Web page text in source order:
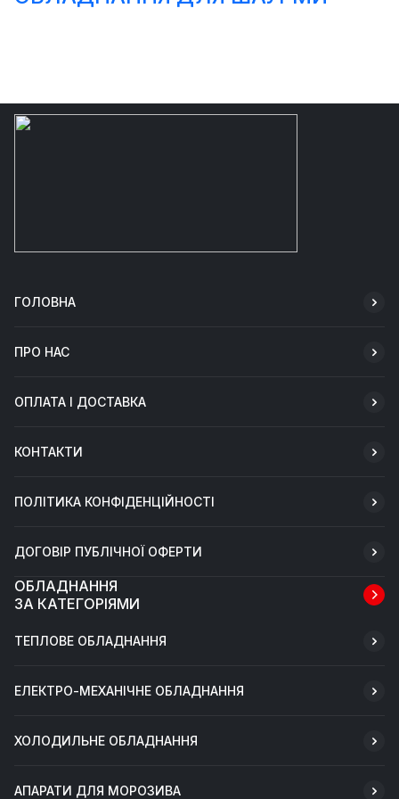
ГОЛОВНА
ПРО НАС
ОПЛАТА І ДОСТАВКА
КОНТАКТИ
ПОЛІТИКА КОНФІДЕНЦІЙНОСТІ
ДОГОВІР ПУБЛІЧНОЇ ОФЕРТИ
ОБЛАДНАННЯ
ЗА КАТЕГОРІЯМИ
ТЕПЛОВЕ ОБЛАДНАННЯ
ЕЛЕКТРО-МЕХАНІЧНЕ ОБЛАДНАННЯ
ХОЛОДИЛЬНЕ ОБЛАДНАННЯ
АПАРАТИ ДЛЯ МОРОЗИВА